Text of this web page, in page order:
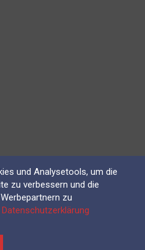
und Analysetools, um die
zu verbessern und die
zu
Datenschutzerklärung